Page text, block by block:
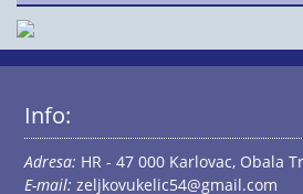
Info:
Adresa: HR - 47 000 Karlovac, Obala
E-mail: zeljkovukelic54@gmail.com